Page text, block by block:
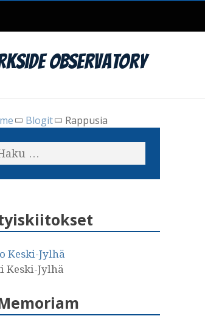
Observatory
Blogit Rappusia
Keski-Jylhä
Keski-Jylhä